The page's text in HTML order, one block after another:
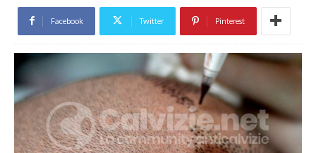
Facebook Twitter Pinterest